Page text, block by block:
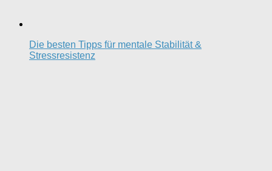
Die besten Tipps für mentale Stabilität &
Stressresistenz